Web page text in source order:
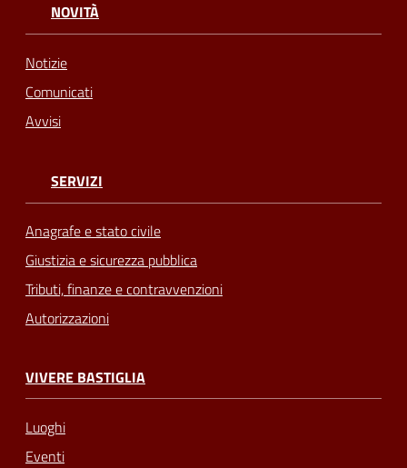
NOVITÀ
Notizie
Comunicati
Avvisi
SERVIZI
Anagrafe e stato civile
Giustizia e sicurezza pubblica
Tributi, finanze e contravvenzioni
Autorizzazioni
VIVERE BASTIGLIA
Luoghi
Eventi